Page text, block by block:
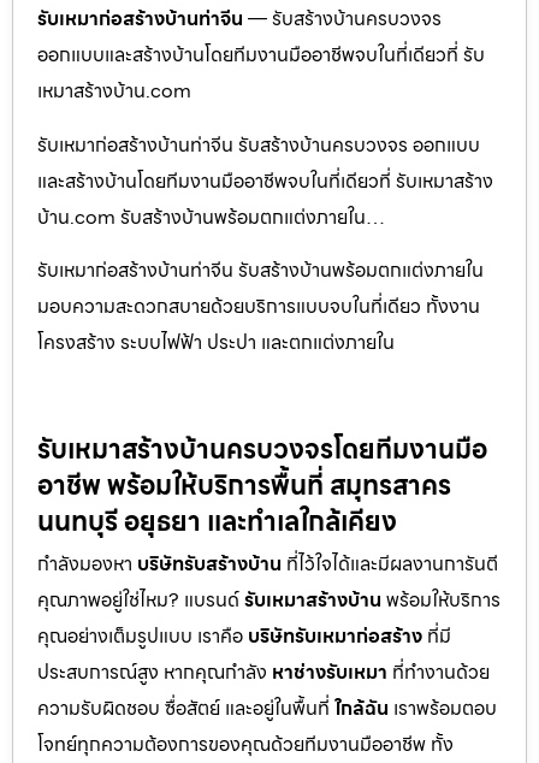
รับเหมาก่อสร้างบ้านท่าจีน — รับสร้างบ้านครบวงจร
ออกแบบและสร้างบ้านโดยทีมงานมืออาชีพจบในที่เดียวที่ รับ
เหมาสร้างบ้าน.com
รับเหมาก่อสร้างบ้านท่าจีน รับสร้างบ้านครบวงจร ออกแบบ
และสร้างบ้านโดยทีมงานมืออาชีพจบในที่เดียวที่ รับเหมาสร้าง
บ้าน.com รับสร้างบ้านพร้อมตกแต่งภายใน…
รับเหมาก่อสร้างบ้านท่าจีน รับสร้างบ้านพร้อมตกแต่งภายใน
มอบความสะดวกสบายด้วยบริการแบบจบในที่เดียว ทั้งงาน
โครงสร้าง ระบบไฟฟ้า ประปา และตกแต่งภายใน
รับเหมาสร้างบ้านครบวงจรโดยทีมงานมือ
อาชีพ พร้อมให้บริการพื้นที่ สมุทรสาคร
นนทบุรี อยุธยา และทำเลใกล้เคียง
กำลังมองหา บริษัทรับสร้างบ้าน ที่ไว้ใจได้และมีผลงานการันตี
คุณภาพอยู่ใช่ไหม? แบรนด์รับเหมาสร้างบ้าน พร้อมให้บริการ
คุณอย่างเต็มรูปแบบ เราคือ บริษัทรับเหมาก่อสร้าง ที่มี
ประสบการณ์สูง หากคุณกำลัง หาช่างรับเหมา ที่ทำงานด้วย
ความรับผิดชอบ ซื่อสัตย์ และอยู่ในพื้นที่ ใกล้ฉัน เราพร้อมตอบ
โจทย์ทุกความต้องการของคุณด้วยทีมงานมืออาชีพ ทั้ง